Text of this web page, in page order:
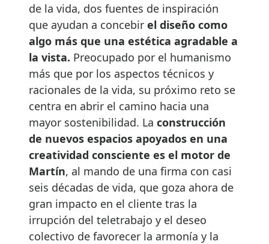
de la vida, dos fuentes de inspiración
que ayudan a concebir el diseño como
algo más que una estética agradable a
la vista. Preocupado por el humanismo
más que por los aspectos técnicos y
racionales de la vida, su próximo reto se
centra en abrir el camino hacia una
mayor sostenibilidad. La construcción
de nuevos espacios apoyados en una
creatividad consciente es el motor de
Martín, al mando de una firma con casi
seis décadas de vida, que goza ahora de
gran impacto en el cliente tras la
irrupción del teletrabajo y el deseo
colectivo de favorecer la armonía y la